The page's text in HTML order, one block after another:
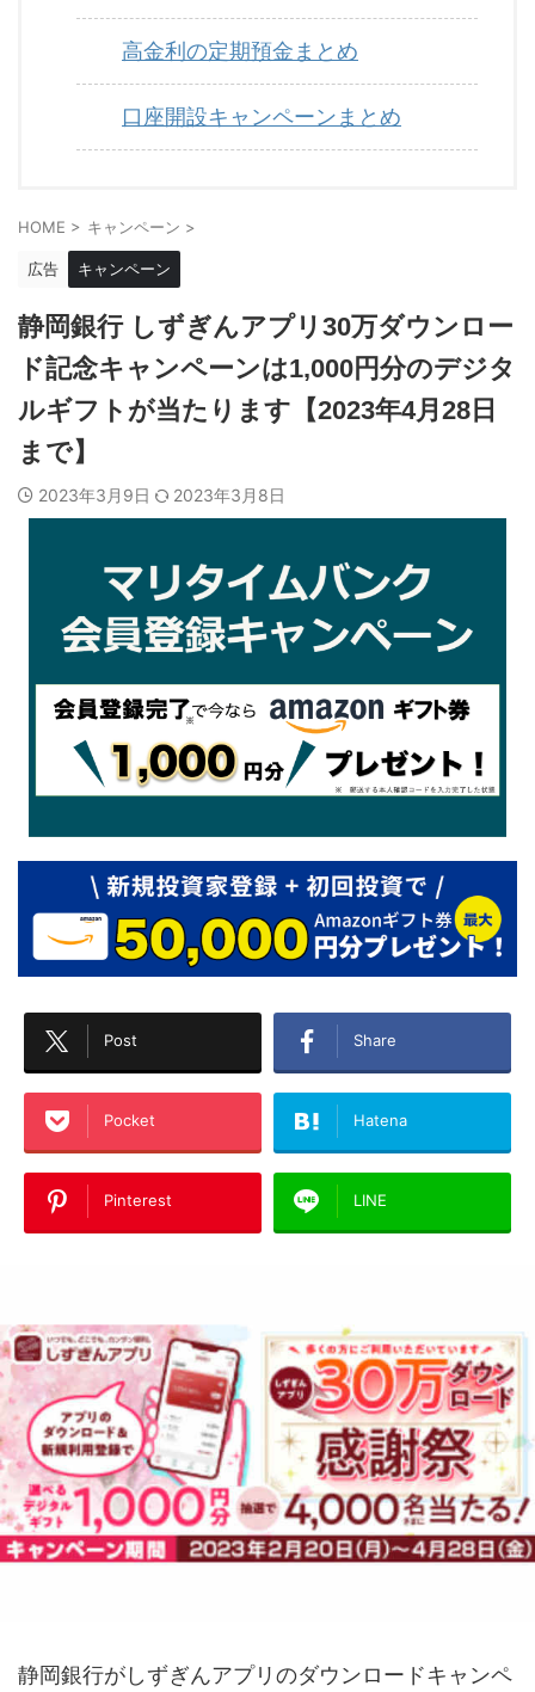
高金利の定期預金まとめ
口座開設キャンペーンまとめ
HOME > キャンペーン >
広告 キャンペーン
静岡銀行 しずぎんアプリ30万ダウンロー
ド記念キャンペーンは1,000円分のデジタ
ルギフトが当たります【2023年4月28日
まで】
2023年3月9日 2023年3月8日
Post Share
Pocket Hatena
Pinterest LINE
静岡銀行がしずぎんアプリのダウンロードキャンペ